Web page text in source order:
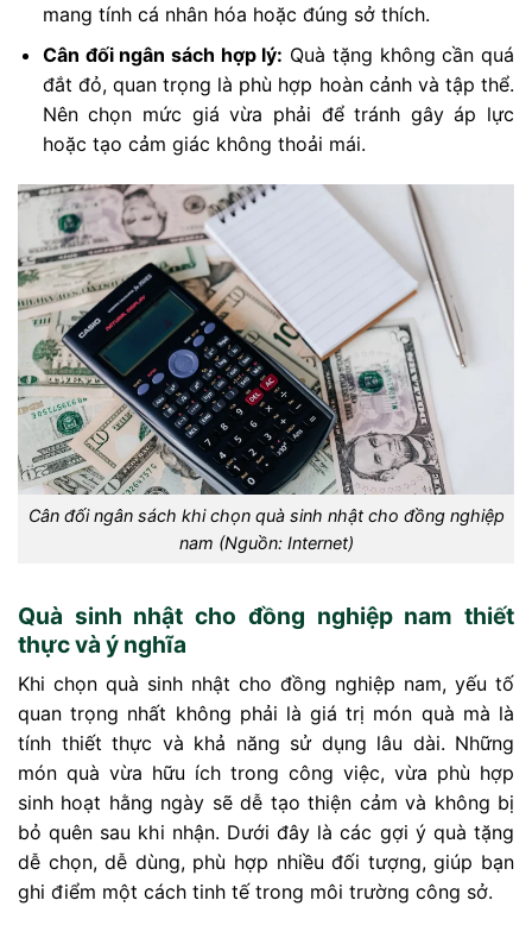
mang tính cá nhân hóa hoặc đúng sở thích.
Cân đối ngân sách hợp lý: Quà tặng không cần quá
đắt đỏ, quan trọng là phù hợp hoàn cảnh và tập thể.
Nên chọn mức giá vừa phải để tránh gây áp lực
hoặc tạo cảm giác không thoải mái.
Cân đối ngân sách khi chọn quà sinh nhật cho đồng nghiệp
nam (Nguồn: Internet)
Quà sinh nhật cho đồng nghiệp nam thiết
thực và ý nghĩa
Khi chọn quà sinh nhật cho đồng nghiệp nam, yếu tố
quan trọng nhất không phải là giá trị món quà mà là
tính thiết thực và khả năng sử dụng lâu dài. Những
món quà vừa hữu ích trong công việc, vừa phù hợp
sinh hoạt hằng ngày sẽ dễ tạo thiện cảm và không bị
bỏ quên sau khi nhận. Dưới đây là các gợi ý quà tặng
dễ chọn, dễ dùng, phù hợp nhiều đối tượng, giúp bạn
ghi điểm một cách tinh tế trong môi trường công sở.